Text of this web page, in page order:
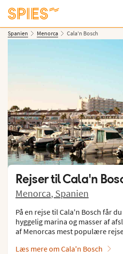
Spanien Menorca Cala'n Bosch
Vis billeder
Rejser tilCala'n
Menorca, Spanien
På en rejse til Cala'n Bosch får
hyggelig marina og masser af
af Menorcas mest populære
Læs mere om Cala'n Bosch